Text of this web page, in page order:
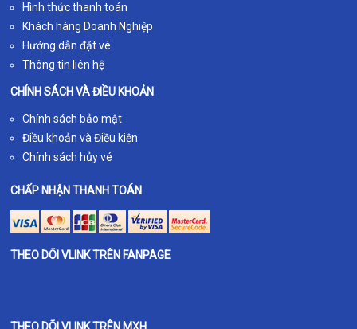
Hình thức thanh toán
Khách hàng Doanh Nghiệp
Hướng dẫn đặt vé
Thông tin liên hệ
CHÍNH SÁCH VÀ ĐIỀU KHOẢN
Chính sách bảo mật
Điều khoản và Điều kiện
Chính sách hủy vé
CHẤP NHẬN THANH TOÁN
THEO DÕI VLINK TRÊN FANPAGE